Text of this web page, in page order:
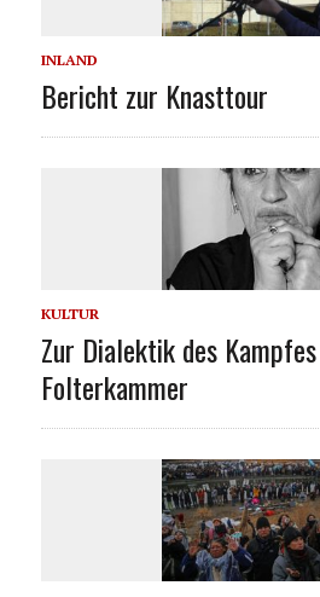
INLAND
Bericht zur Knasttour
KULTUR
Zur Dialektik des
Folterkammer